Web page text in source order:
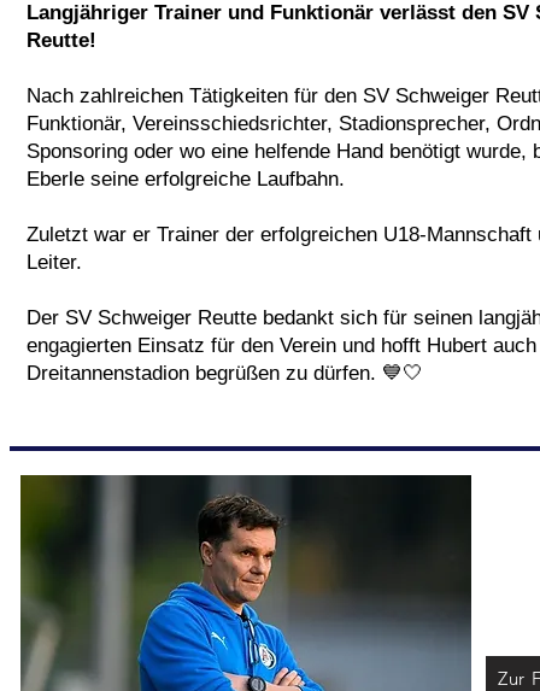
Langjähriger Trainer und Funktionär verlässt den SV
Reutte!
Nach zahlreichen Tätigkeiten für den SV Schweiger
Funktionär, Vereinsschiedsrichter, Stadionsprecher,
Sponsoring oder wo eine helfende Hand benötigt wurde,
Eberle seine erfolgreiche Laufbahn.
Zuletzt war er Trainer der erfolgreichen U18-Mannschaft
Leiter.
Der SV Schweiger Reutte bedankt sich für seinen
engagierten Einsatz für den Verein und hofft Hubert
Dreitannenstadion begrüßen zu dürfen. 💙🤍
Zur